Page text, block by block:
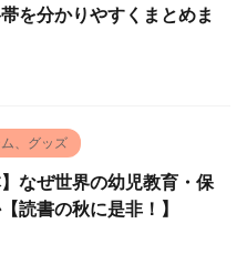
を分かりやすくまとめま
、グッズ
】なぜ世界の幼児教育・保
読書の秋に是非！】